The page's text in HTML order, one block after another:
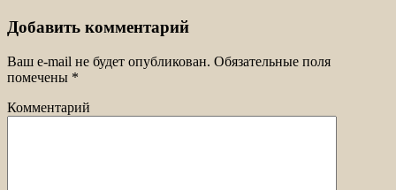
Добавить комментарий
Ваш e-mail не будет опубликован. Обязательные поля
помечены *
Комментарий